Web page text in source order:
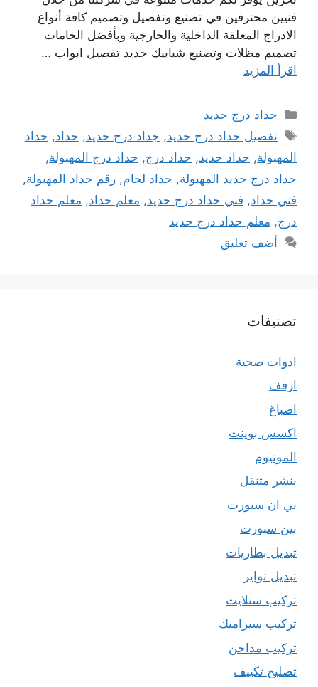
فنيين محترفين في تصنيع وتفصيل وتصميم كافة أنواع
الادراج المعلقة الداخلية والخارجية وبأفضل الخامات
تصميم مظلات وتصنيع شبابيك حديد تفصيل ابواب …
اقرأ المزيد
التصنيفات
حداد درج حديد
الوسوم
تفصيل حداد درج حديد, جداد درج حديد, حداد, حداد
المهبولة, حداد حديد, حداد درج, حداد درج المهبولة,
حداد درج حديد المهبولة, حداد لحام, رقم حداد المهبولة,
فني حداد, فني حداد درج حديد, معلم حداد, معلم حداد
درج, معلم حداد درج حديد
أضف تعليق
تصنيفات
ادوات صحية
ارفف
اصباغ
اكسس بوينت
المونيوم
بنشر متنقل
بي ان سبورت
بين سبورت
تبديل بطاريات
تبديل تواير
تركيب ستلايت
تركيب سيراميك
تركيب مداخن
تصليح تكييف